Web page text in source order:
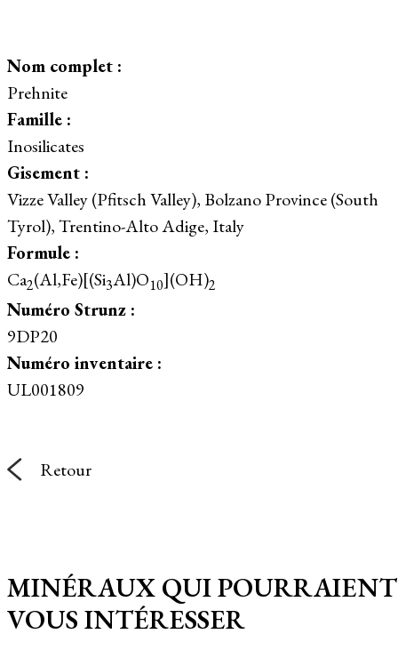
Nom complet :
Prehnite
Famille :
Inosilicates
Gisement :
Vizze Valley (Pfitsch Valley), Bolzano Province (South
Tyrol), Trentino-Alto Adige, Italy
Formule :
Ca2(Al,Fe)[(Si3Al)O10](OH)2
Numéro Strunz :
9DP20
Numéro inventaire :
UL001809
Retour
MINÉRAUX QUI POURRAIENT
VOUS INTÉRESSER